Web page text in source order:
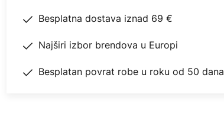
Besplatna dostava iznad 69 €
Najširi izbor brendova u Europi
Besplatan povrat robe u roku od 50 dana